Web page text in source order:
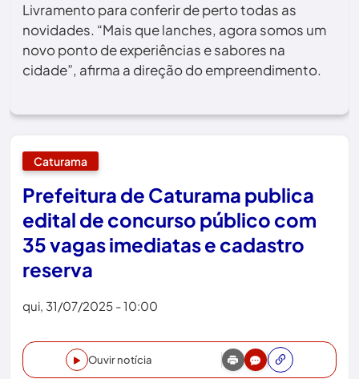
Livramento para conferir de perto todas as
novidades. “Mais que lanches, agora somos um
novo ponto de experiências e sabores na
cidade”, afirma a direção do empreendimento.
Caturama
Prefeitura de Caturama publica
edital de concurso público com
35 vagas imediatas e cadastro
reserva
qui, 31/07/2025 - 10:00
Ouvir notícia